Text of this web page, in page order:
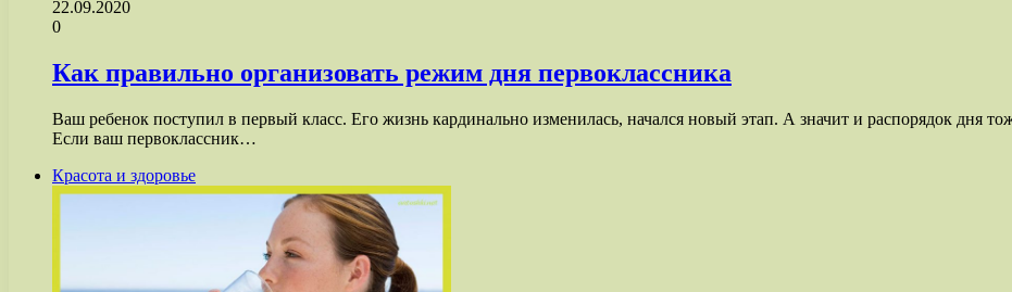
22.09.2020
0
Как правильно организовать режим дня первоклассника
Ваш ребенок поступил в первый класс. Его жизнь кардинально изменилась, начался новый этап. А значит и распорядок дня
Если ваш первоклассник…
Красота и здоровье